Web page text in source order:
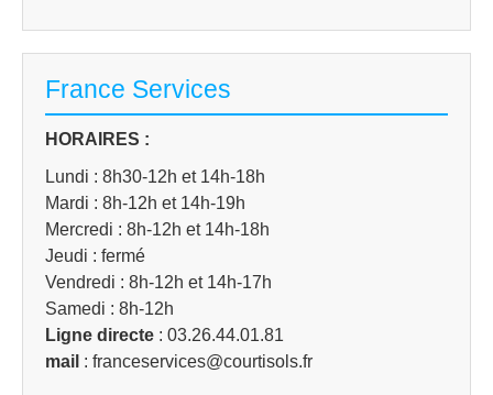
France Services
HORAIRES :
Lundi : 8h30-12h et 14h-18h
Mardi : 8h-12h et 14h-19h
Mercredi : 8h-12h et 14h-18h
Jeudi : fermé
Vendredi : 8h-12h et 14h-17h
Samedi : 8h-12h
Ligne directe : 03.26.44.01.81
mail : franceservices@courtisols.fr